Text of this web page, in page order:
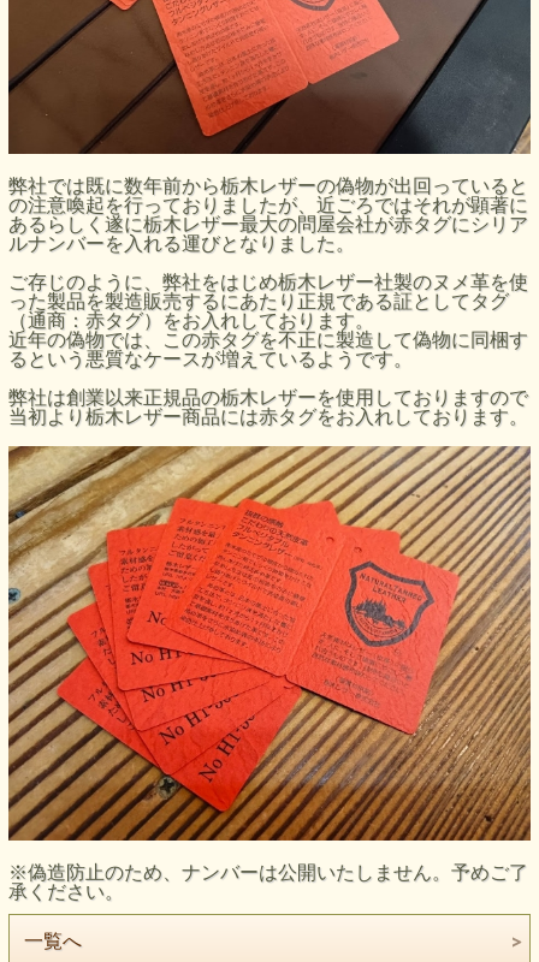
弊社では既に数年前から栃木レザーの偽物が出回っていると
の注意喚起を行っておりましたが、近ごろではそれが顕著に
あるらしく遂に栃木レザー最大の問屋会社が赤タグにシリア
ルナンバーを入れる運びとなりました。
ご存じのように、弊社をはじめ栃木レザー社製のヌメ革を使
った製品を製造販売するにあたり正規である証としてタグ
（通商：赤タグ）をお入れしております。
近年の偽物では、この赤タグを不正に製造して偽物に同梱す
るという悪質なケースが増えているようです。
弊社は創業以来正規品の栃木レザーを使用しておりますので
当初より栃木レザー商品には赤タグをお入れしております。
※偽造防止のため、ナンバーは公開いたしません。予めご了
承ください。
一覧へ